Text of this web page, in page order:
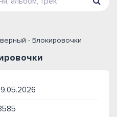
- Блокировочки